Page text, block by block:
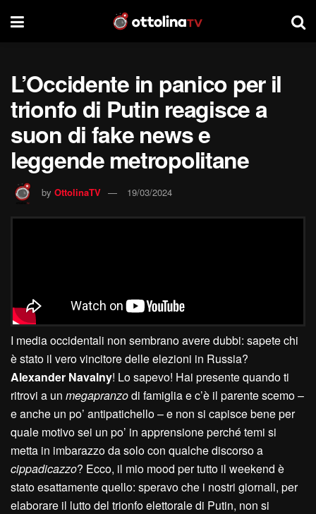
L’Occidente in panico per il
trionfo di Putin reagisce a
suon di fake news e
leggende metropolitane
by OttolinaTV 19/03/2024
I media occidentali non sembrano avere dubbi: sapete chi
è stato il vero vincitore delle elezioni in Russia?
Alexander Navalny! Lo sapevo! Hai presente quando ti
ritrovi a un megapranzodi famiglia e c’è il parente scemo –
e anche un po’ antipatichello – e non si capisce bene per
quale motivo sei un po’ in apprensione perché temi si
metta in imbarazzo da solo con qualche discorso a
cippadicazzo? Ecco, il mio mood per tutto il weekend è
stato esattamente quello: speravo che i nostri giornali, per
elaborare il lutto del trionfo elettorale di Putin, non si